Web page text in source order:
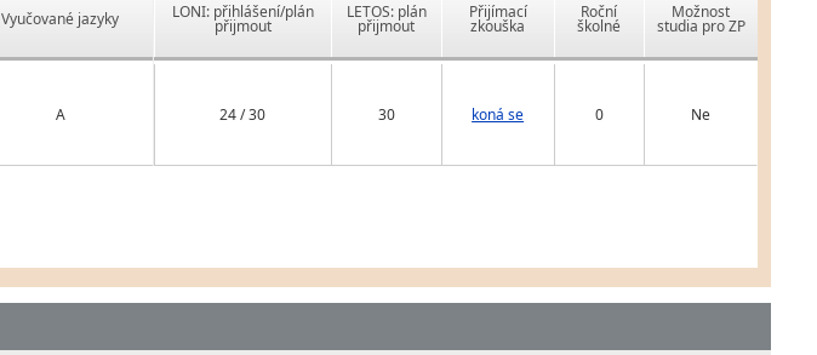
Vyučované jazyky
A
LONI: přihlášení/plán
přijmout
LETOS: plán
přijmout
Přijímací
zkouška
Roční
školné
Možnost
studia pro ZP
24 / 30 30 koná se 0 Ne